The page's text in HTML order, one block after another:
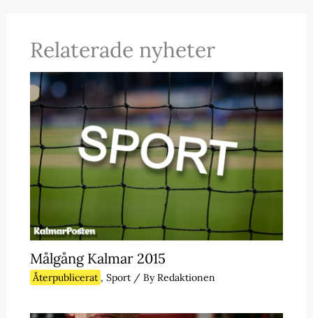
Relaterade nyheter
Målgång Kalmar 2015
Återpublicerat , Sport/ ByRedaktionen